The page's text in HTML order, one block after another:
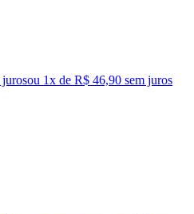
ou 1x de R$ 46,90 sem juros